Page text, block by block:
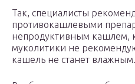
Так, специалисты
противокашлевыми
непродуктивным кашлем,
муколитики не
кашель не станет влажным.